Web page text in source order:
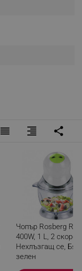
reorder format_align_right share
Чопър Rosberg
400W, 1 L, 2
Нехлъзгащ се,
зелен